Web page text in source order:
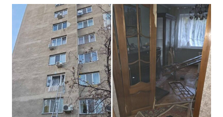
пожара в доме не было. Пострадавшего доставили в
больницу в состоянии средней степени тяжести с
ожогами второй степени. В